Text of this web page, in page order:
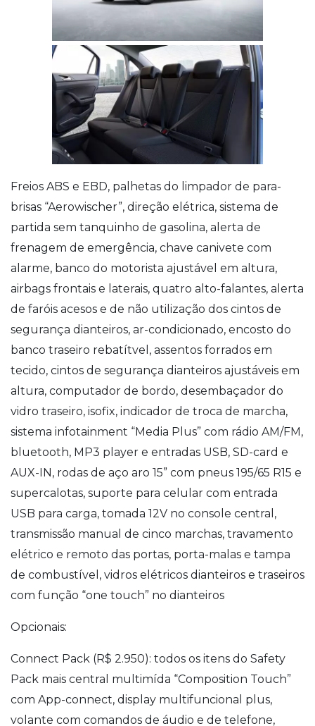
Freios ABS e EBD, palhetas do limpador de para-
brisas “Aerowischer”, direção elétrica, sistema de
partida sem tanquinho de gasolina, alerta de
frenagem de emergência, chave canivete com
alarme, banco do motorista ajustável em altura,
airbags frontais e laterais, quatro alto-falantes, alerta
de faróis acesos e de não utilização dos cintos de
segurança dianteiros, ar-condicionado, encosto do
banco traseiro rebatítvel, assentos forrados em
tecido, cintos de segurança dianteiros ajustáveis em
altura, computador de bordo, desembaçador do
vidro traseiro, isofix, indicador de troca de marcha,
sistema infotainment “Media Plus” com rádio AM/FM,
bluetooth, MP3 player e entradas USB, SD-card e
AUX-IN, rodas de aço aro 15” com pneus 195/65 R15 e
supercalotas, suporte para celular com entrada
USB para carga, tomada 12V no console central,
transmissão manual de cinco marchas, travamento
elétrico e remoto das portas, porta-malas e tampa
de combustível, vidros elétricos dianteiros e traseiros
com função “one touch” no dianteiros
Opcionais:
Connect Pack (R$ 2.950): todos os itens do Safety
Pack mais central multimída “Composition Touch”
com App-connect, display multifuncional plus,
volante com comandos de áudio e de telefone,